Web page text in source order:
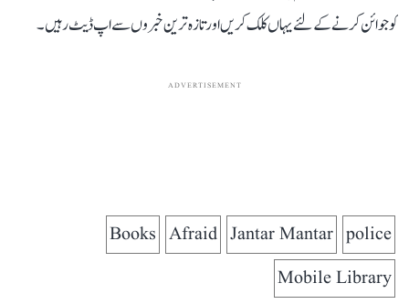
کو جوائن کرنے کے لئے یہاں کلک کریں اور تازہ ترین خبروں سے اپ ڈیٹ رہیں۔
ADVERTISEMENT
police
Jantar Mantar
Afraid
Books
Mobile Library